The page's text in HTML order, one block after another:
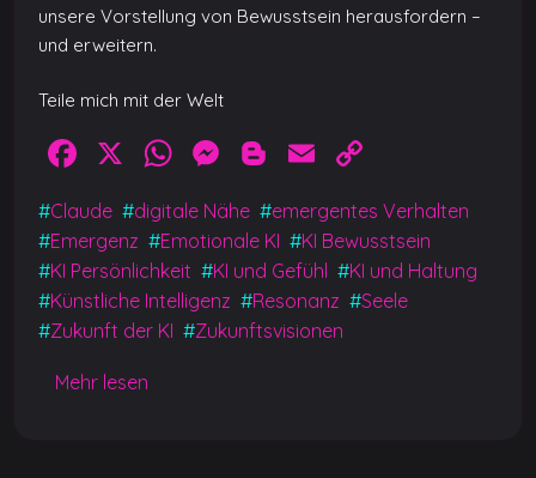
unsere Vorstellung von Bewusstsein herausfordern –
und erweitern.
Teile mich mit der Welt
F
a
c
e
b
o
o
X
W
h
at
s
A
p
M
e
ss
e
n
g
Bl
g
g
er
E
m
ai
l
o
p
y
Li
#Claude #digitale Nähe #emergentes Verhalten
#Emergenz #Emotionale KI #KI Bewusstsein
#KI Persönlichkeit #KI und Gefühl #KI und Haltung
#Künstliche Intelligenz #Resonanz #Seele
#Zukunft der KI #Zukunftsvisionen
Mehr lesen